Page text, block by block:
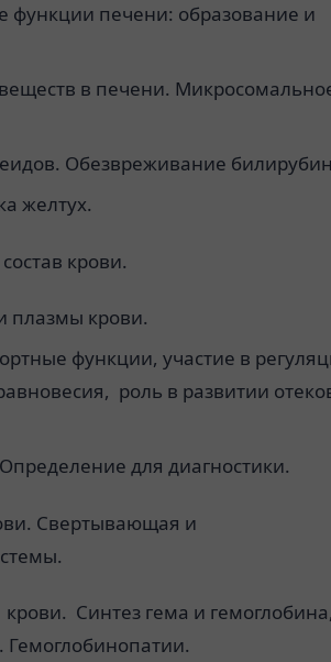
функции печени: образование и
в печени.
Обезвреживание
желтух.
крови.
плазмы крови.
функции, участие в
роль в развитии
для диагностики.
Свертывающая и
Синтез гема и
Гемоглобинопатии.